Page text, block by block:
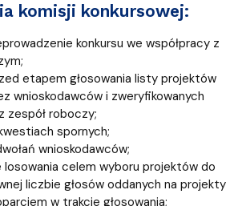
komisji konkursowej:
konkursu we współpracy z
etapem głosowania listy projektów
wnioskodawców i zweryfikowanych
zespół roboczy;
spornych;
wnioskodawców;
celem wyboru projektów do
liczbie głosów oddanych na projekty
w trakcie głosowania;